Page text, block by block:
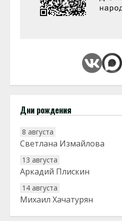
Дни рождения
8 августа
Светлана Измайлова
13 августа
Аркадий Плискин
14 августа
Михаил Хачатурян
20 августа